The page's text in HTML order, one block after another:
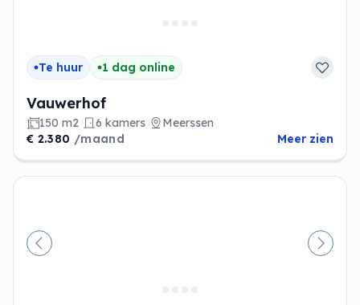
Te huur 1 dag online
Vauwerhof
150 m2 6 kamers
Meerssen
€ 2.380 /maand Meer zien
Vorige